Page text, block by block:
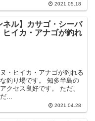
2021.05.18
ネル】カサゴ・シーバ
ヒイカ・アナゴが釣れ
・ヒイカ・アナゴが釣れる
釣り場です。 知多半島の
クセス良好です。 ただ、
...
2021.04.28